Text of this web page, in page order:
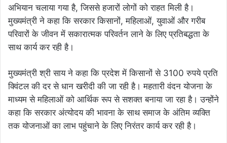
अभियान चलाया गया है, जिससे हजारों लोगों को राहत मिली है।
मुख्यमंत्री ने कहा कि सरकार किसानों, महिलाओं, युवाओं और गरीब
परिवारों के जीवन में सकारात्मक परिवर्तन लाने के लिए प्रतिबद्धता के
साथ कार्य कर रही है।
मुख्यमंत्री श्री साय ने कहा कि प्रदेश में किसानों से 3100 रुपये प्रति
क्विंटल की दर से धान खरीदी की जा रही है। महतारी वंदन योजना के
माध्यम से महिलाओं को आर्थिक रूप से सशक्त बनाया जा रहा है। उन्होंने
कहा कि सरकार अंत्योदय की भावना के साथ समाज के अंतिम व्यक्ति
तक योजनाओं का लाभ पहुंचाने के लिए निरंतर कार्य कर रही है।